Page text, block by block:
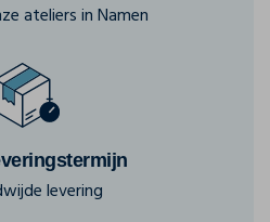
ateliers in Namen
levering